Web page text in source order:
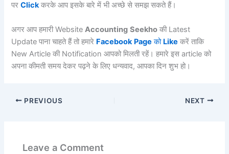
परClickकरके आप इसके बारे में भी अच्छे से समझ सकते हैं।
अगर आप हमारी WebsiteAccounting Seekho की Latest
Update पाना चाहते हैं तो हमारे Facebook Page को Like करें ताकि
New Article की Notification आपको मिलती रहें। हमारे इस article को
अपना कीमती समय देकर पढ़ने के लिए धन्यवाद, आपका दिन शुभ हो।
PREVIOUS NEXT
Leave a Comment